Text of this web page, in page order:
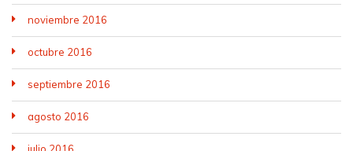
noviembre 2016
octubre 2016
septiembre 2016
agosto 2016